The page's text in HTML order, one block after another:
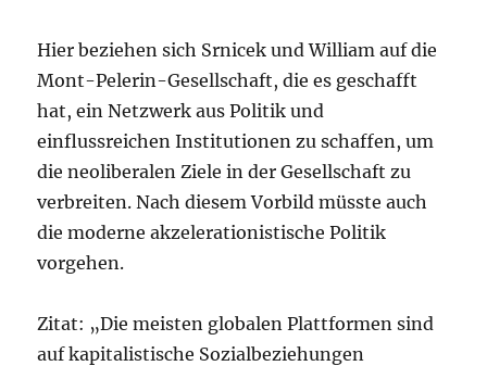
Hier beziehen sich Srnicek und William auf die
Mont-Pelerin-Gesellschaft, die es geschafft
hat, ein Netzwerk aus Politik und
einflussreichen Institutionen zu schaffen, um
die neoliberalen Ziele in der Gesellschaft zu
verbreiten. Nach diesem Vorbild müsste auch
die moderne akzelerationistische Politik
vorgehen.
Zitat: „Die meisten globalen Plattformen sind
auf kapitalistische Sozialbeziehungen